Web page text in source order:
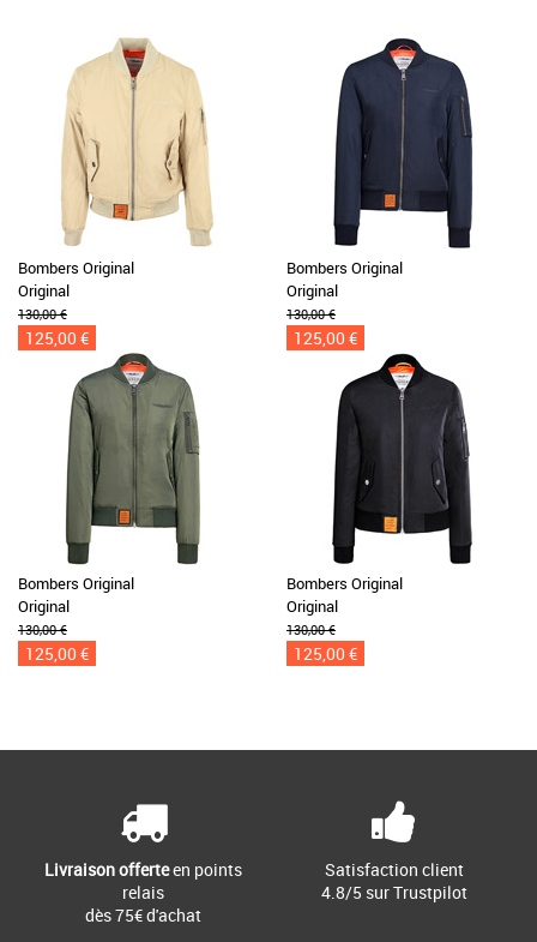
Bombers Original
Original
130,00 €
125,00 €
Bombers Original
Original
130,00 €
125,00 €
Bombers Original
Original
130,00 €
125,00 €
Bombers Original
Original
130,00 €
125,00 €
Livraison offerteen points
relais
dès 75€ d'achat
Satisfaction client
4.8/5 sur Trustpilot